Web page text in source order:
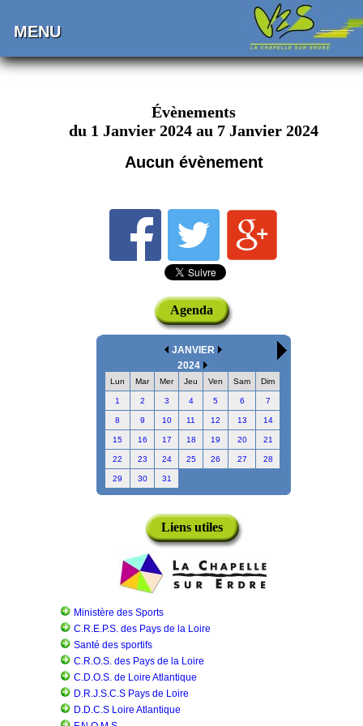
MENU
Évènements
du 1 Janvier 2024 au 7 Janvier 2024
Aucun évènement
Agenda
JANVIER
2024
Lun Mar Mer Jeu Ven Sam Dim
1 2 3 4 5 6 7
8 9 10 11 12 13 14
15 16 17 18 19 20 21
22 23 24 25 26 27 28
29 30 31
Liens utiles
Ministère des Sports
C.R.E.P.S. des Pays de la Loire
Santé des sportifs
C.R.O.S. des Pays de la Loire
C.D.O.S. de Loire Atlantique
D.R.J.S.C.S Pays de Loire
D.D.C.S Loire Atlantique